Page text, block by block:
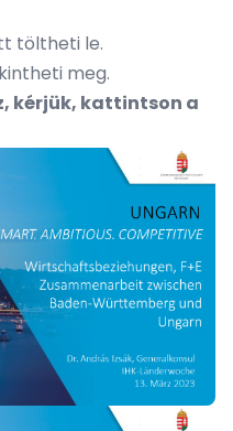
töltheti le.
meg.
kérjük, kattintson a